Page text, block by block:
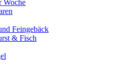
Woche
Feingebäck
& Fisch